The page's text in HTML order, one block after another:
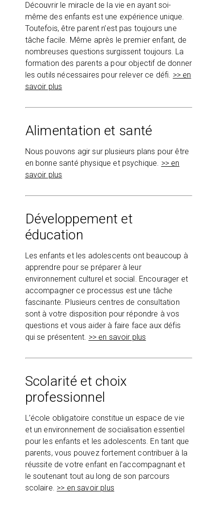
Découvrir le miracle de la vie en ayant soi-
même des enfants est une expérience unique.
Toutefois, être parent n’est pas toujours une
tâche facile. Même après le premier enfant, de
nombreuses questions surgissent toujours. La
formation des parents a pour objectif de donner
les outils nécessaires pour relever ce défi. >> en
savoir plus
Alimentation et santé
Nous pouvons agir sur plusieurs plans pour être
en bonne santé physique et psychique. >> en
savoir plus
Développement et
éducation
Les enfants et les adolescents ont beaucoup à
apprendre pour se préparer à leur
environnement culturel et social. Encourager et
accompagner ce processus est une tâche
fascinante. Plusieurs centres de consultation
sont à votre disposition pour répondre à vos
questions et vous aider à faire face aux défis
qui se présentent. >> en savoir plus
Scolarité et choix
professionnel
L’école obligatoire constitue un espace de vie
et un environnement de socialisation essentiel
pour les enfants et les adolescents. En tant que
parents, vous pouvez fortement contribuer à la
réussite de votre enfant en l’accompagnant et
le soutenant tout au long de son parcours
scolaire. >> en savoir plus